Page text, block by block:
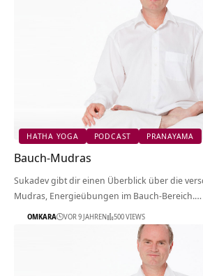
HATHA YOGA PODCAST PRANAYAMA
Bauch-Mudras
Sukadev gibt dir einen Überblick über die
Mudras, Energieübungen im Bauch-Bereich.…
OMKARA VOR 9 JAHREN 500 VIEWS